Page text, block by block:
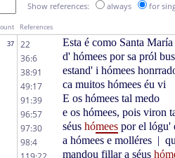
Show references: always for
References
37 22
Esta é como Santa
36:6
d' hómees por sa pról
38:91
estand' i hómees
49:17
ca muitos hómees éu vi
91:39
E os hómees tal medo
96:57
e os hómees, pois viron
97:30
séus hómeespor el lógu'
98:4 a hómees e molléres |
mandou fillar a séus hó